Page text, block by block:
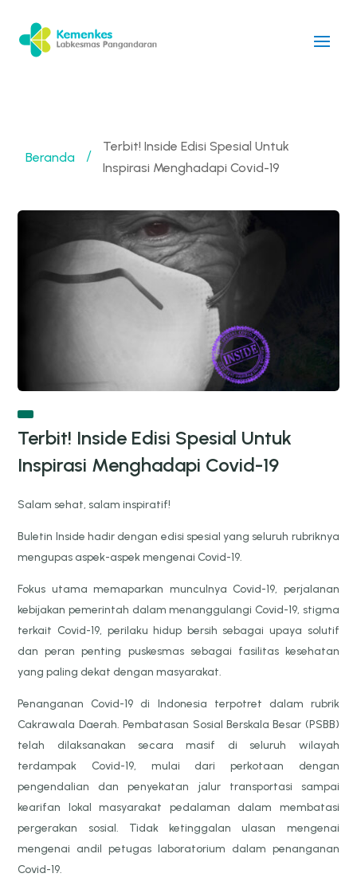
Beranda /
Terbit! Inside Edisi Spesial Untuk
Inspirasi Menghadapi Covid-19
Terbit! Inside Edisi Spesial Untuk
Inspirasi Menghadapi Covid-19
Salam sehat, salam inspiratif!
Buletin Inside hadir dengan edisi spesial yang seluruh rubriknya
mengupas aspek-aspek mengenai Covid-19.
Fokus utama memaparkan munculnya Covid-19, perjalanan
kebijakan pemerintah dalam menanggulangi Covid-19, stigma
terkait Covid-19, perilaku hidup bersih sebagai upaya solutif
dan peran penting puskesmas sebagai fasilitas kesehatan
yang paling dekat dengan masyarakat.
Penanganan Covid-19 di Indonesia terpotret dalam rubrik
Cakrawala Daerah. Pembatasan Sosial Berskala Besar (PSBB)
telah dilaksanakan secara masif di seluruh wilayah
terdampak Covid-19, mulai dari perkotaan dengan
pengendalian dan penyekatan jalur transportasi sampai
kearifan lokal masyarakat pedalaman dalam membatasi
pergerakan sosial. Tidak ketinggalan ulasan mengenai
mengenai andil petugas laboratorium dalam penanganan
Covid-19.